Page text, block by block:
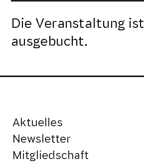
Die Veranstaltung ist
ausgebucht.
Aktuelles
Newsletter
Mitgliedschaft